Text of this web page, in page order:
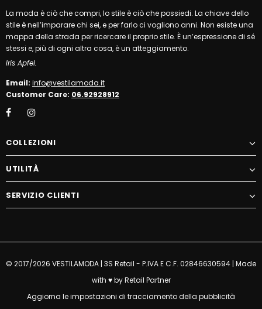
La moda è ciò che compri, lo stile è ciò che possiedi. La chiave dello
stile è nell’imparare chi sei, e per farlo ci vogliono anni. Non esiste una
mappa della strada per ricercare il proprio stile. È un’espressione di sé
stessi e, più di ogni altra cosa, è un atteggiamento.
Iris Apfel.
Email: info@vestilamoda.it
Customer Care: 06.92928912
COLLEZIONI
UTILITÀ
SERVIZIO CLIENTI
© 2017/2026 VESTILAMODA | 3S Retail - P.IVA E C.F. 02846630594 | Made
with ♥ byRetail Partner
Aggiorna le impostazioni di tracciamento della pubblicità